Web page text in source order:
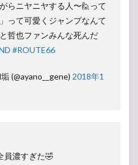
らニヤニヤする人〜🙋って
って可愛くジャンプなんて
哲也ファンみんな死んだ
#ROUTE66
(@ayano__gene) 2018年1
員濃すぎた🤣